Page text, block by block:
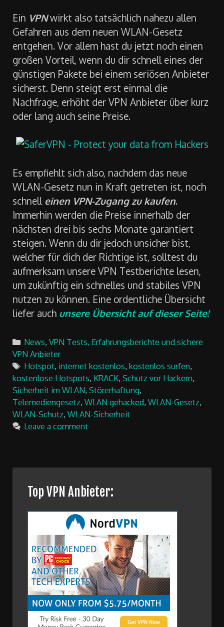
Ein VPNwirkt also tatsächlich nahezu allen
Gefahren aus dem neuen WLAN-Gesetz
entgehen. Vor allem hast du jetzt noch einen
großen Vorteil, wenn du dir schnell eines der
günstigen Pakete bei einem seriösen Anbieter
sicherst. Denn steigt erst einmal die
Nachfrage, erhöht der VPN Anbieter über kurz
oder lang auch seine Preise.
Es empfiehlt sich also, nachdem das neue
WLAN-Gesetz nun in Kraft getreten ist, noch
schnell einen VPN-Zugang zu kaufen.
Immerhin werden die Preise innerhalb der
nächsten drei bis sechs Monate garantiert
steigen. Wenn du dir jedoch unsicher bist,
welcher für dich der Richtige ist, solltest du
aufmerksam unsere VPN Testberichte lesen,
um zukünftig ein schnelles und stabiles VPN
nutzen zu können. Eine ordentliche Übersicht
liefer auch unsere Übersicht auf dieser Seite!
Categories
News, VPN Tests, Erfahrungsberichte und sichere
VPN Anbieter
Tags
Hotspot, internet kostenlos, kostenlos surfen,
kostenlose Hotspots, KRACK, Schutz vor Hackern,
Sicherheit im WLAN, Störerhaftung,
Telemediengesetz, WLAN gehacked, WLAN-Gesetz,
WLAN-Schutz, WLAN-Sicherheit
Leave a comment
Top VPN Anbieter: